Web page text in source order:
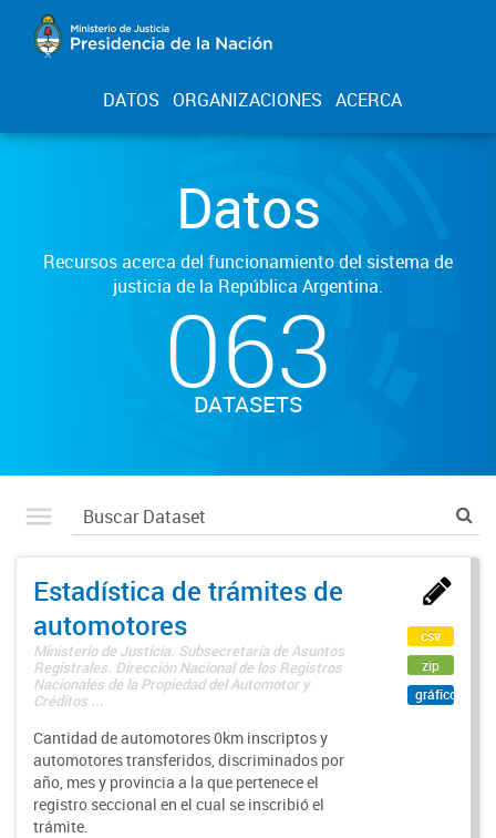
DATOS ORGANIZACIONES ACERCA
Datos
Recursos acerca del funcionamiento del sistema de
justicia de la República Argentina.
063
DATASETS
Estadística de trámites de
automotores
Ministerio de Justicia. Subsecretaría de Asuntos
Registrales. Dirección Nacional de los Registros
Nacionales de la Propiedad del Automotor y
Créditos ...
Cantidad de automotores 0km inscriptos y
automotores transferidos, discriminados por
año, mes y provincia a la que pertenece el
registro seccional en el cual se inscribió el
trámite.
csv
zip
gráfico